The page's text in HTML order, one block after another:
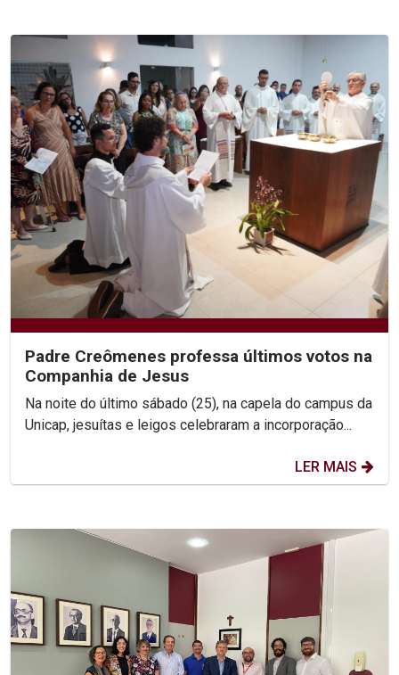
Padre Creômenes professa últimos votos na
Companhia de Jesus
Na noite do último sábado (25), na capela do campus da
Unicap, jesuítas e leigos celebraram a incorporação...
LER MAIS